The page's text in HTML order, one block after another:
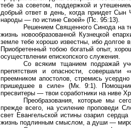
тебе за советом, поддержкой и
добрый ответ в день, когда приидетСын
народы — по истине Своей» (Пс. 95:13).
Решением Священного Синода на
жизнь новообразованной Кузнецкой
земле тебе хорошо известны, ибо долгое
Приобретенный тобою богатый опыт,
осуществлении епископского служения.
Со всяким тщанием подражай
препятствия и опасности, совершали
преемником апостолов, стремись
пришедшее в силе» (Мк. 9:1).
пресвитеры — твои соработники на ниве
Преобразования, которые мы
прежде всего, на усиление проповеди
свет Евангельской истины озарил
жизнь подлинным смыслом, а души —